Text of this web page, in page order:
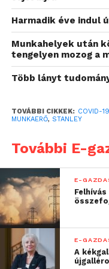
program során a
vesznek részt,
szakmai- és angol
készségeiket. A
a magánélet
virtuális, telefonos
helyezik a
beilleszkedését
kapcsolatépítési
tanácsokat
találkozhatnak
képet kaphassanak
zajló érdekes és
Visszatérés a
Harmadik éve indul
Munkahelyek után
tengelyen mozog a
Több lányt
TOVÁBBI CIKKEK: COVID-19
MUNKAERŐ, STANLEY
További E-
E-
E-
A